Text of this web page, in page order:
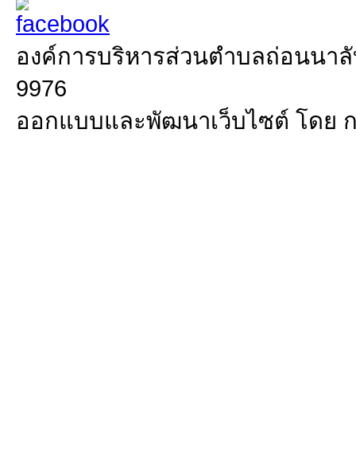
องค์การบริหารส่วนตำบลถ่อนนา
9976
ออกแบบและพัฒนาเว็บไซต์ โดย